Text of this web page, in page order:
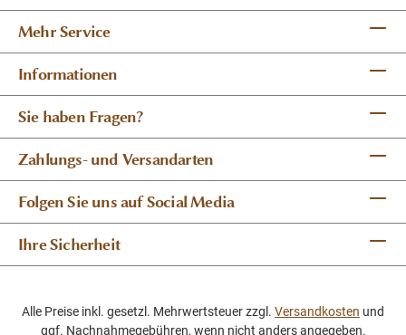
Mehr Service
Informationen
Sie haben Fragen?
Zahlungs- und Versandarten
Folgen Sie uns auf Social Media
Ihre Sicherheit
Alle Preise inkl. gesetzl. Mehrwertsteuer zzgl. Versandkosten und
ggf. Nachnahmegebühren, wenn nicht anders angegeben.